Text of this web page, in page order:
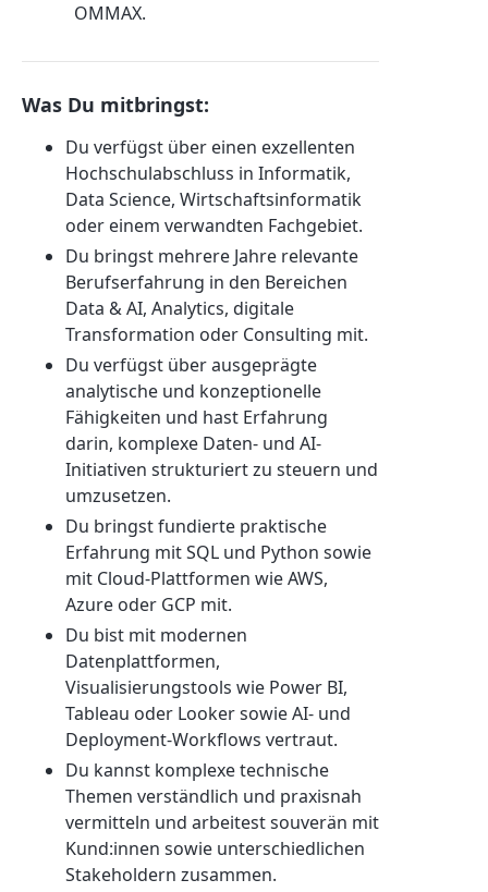
OMMAX.
Was Du mitbringst:
Du verfügst über einen exzellenten
Hochschulabschluss in Informatik,
Data Science, Wirtschaftsinformatik
oder einem verwandten Fachgebiet.
Du bringst mehrere Jahre relevante
Berufserfahrung in den Bereichen
Data & AI, Analytics, digitale
Transformation oder Consulting mit.
Du verfügst über ausgeprägte
analytische und konzeptionelle
Fähigkeiten und hast Erfahrung
darin, komplexe Daten- und AI-
Initiativen strukturiert zu steuern und
umzusetzen.
Du bringst fundierte praktische
Erfahrung mit SQL und Python sowie
mit Cloud-Plattformen wie AWS,
Azure oder GCP mit.
Du bist mit modernen
Datenplattformen,
Visualisierungstools wie Power BI,
Tableau oder Looker sowie AI- und
Deployment-Workflows vertraut.
Du kannst komplexe technische
Themen verständlich und praxisnah
vermitteln und arbeitest souverän mit
Kund:innen sowie unterschiedlichen
Stakeholdern zusammen.